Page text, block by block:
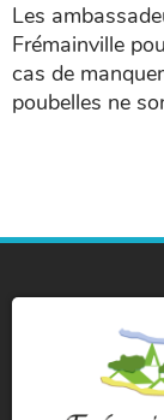
Les
Frémainville
cas de
poubelles ne